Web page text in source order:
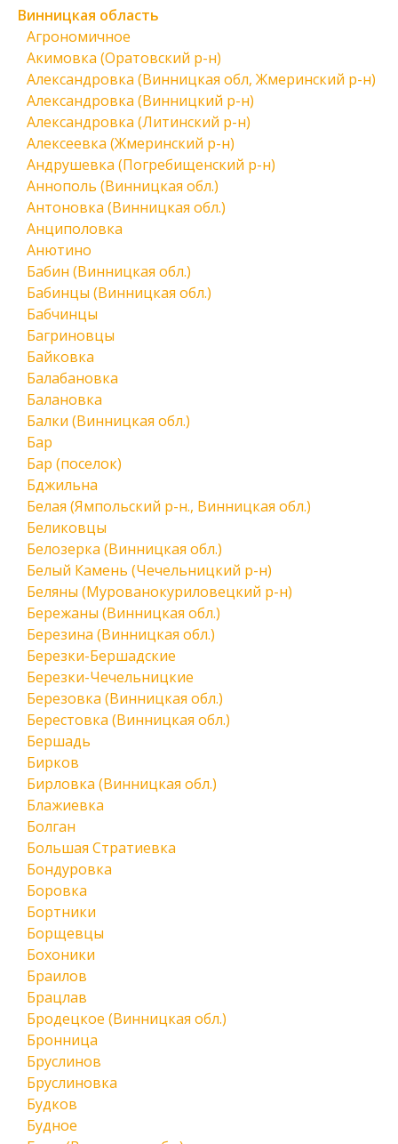
Винницкая область
Агрономичное
Акимовка (Оратовский р-н)
Александровка (Винницкая обл, Жмеринский р-н)
Александровка (Винницкий р-н)
Александровка (Литинский р-н)
Алексеевка (Жмеринский р-н)
Андрушевка (Погребищенский р-н)
Аннополь (Винницкая обл.)
Антоновка (Винницкая обл.)
Анциполовка
Анютино
Бабин (Винницкая обл.)
Бабинцы (Винницкая обл.)
Бабчинцы
Багриновцы
Байковка
Балабановка
Балановка
Балки (Винницкая обл.)
Бар
Бар (поселок)
Бджильна
Белая (Ямпольский р-н., Винницкая обл.)
Беликовцы
Белозерка (Винницкая обл.)
Белый Камень (Чечельницкий р-н)
Беляны (Мурованокуриловецкий р-н)
Бережаны (Винницкая обл.)
Березина (Винницкая обл.)
Березки-Бершадские
Березки-Чечельницкие
Березовка (Винницкая обл.)
Берестовка (Винницкая обл.)
Бершадь
Бирков
Бирловка (Винницкая обл.)
Блажиевка
Болган
Большая Стратиевка
Бондуровка
Боровка
Бортники
Борщевцы
Бохоники
Браилов
Брацлав
Бродецкое (Винницкая обл.)
Бронница
Бруслинов
Бруслиновка
Будков
Будное